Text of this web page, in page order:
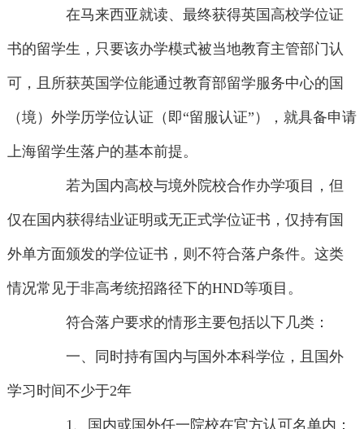
在马来西亚就读、最终获得英国高校学位证
书的留学生，只要该办学模式被当地教育主管部门认
可，且所获英国学位能通过教育部留学服务中心的国
（境）外学历学位认证（即“留服认证”），就具备申请
上海留学生落户的基本前提。
若为国内高校与境外院校合作办学项目，但
仅在国内获得结业证明或无正式学位证书，仅持有国
外单方面颁发的学位证书，则不符合落户条件。这类
情况常见于非高考统招路径下的HND等项目。
符合落户要求的情形主要包括以下几类：
一、同时持有国内与国外本科学位，且国外
学习时间不少于2年
1、国内或国外任一院校在官方认可名单内：